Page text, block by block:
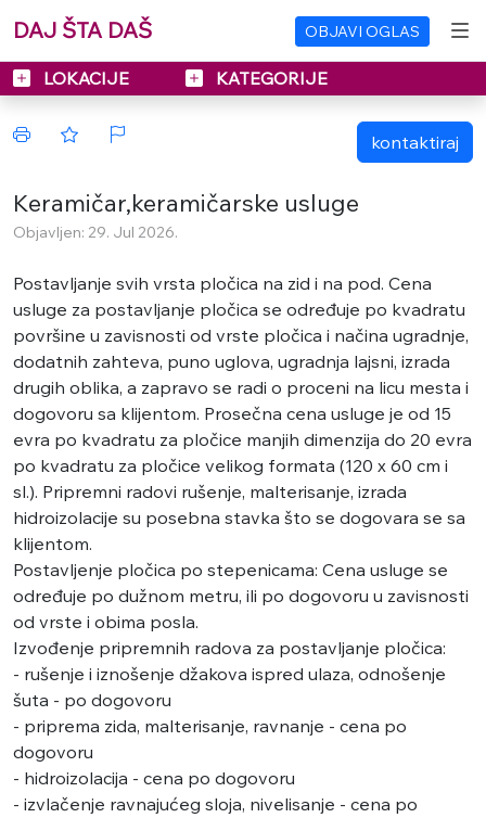
DAJ ŠTA DAŠ OBJAVI OGLAS
LOKACIJE KATEGORIJE
kontaktiraj
Keramičar,keramičarske usluge
Objavljen: 29. Jul 2026.
Postavljanje svih vrsta pločica na zid i na pod. Cena
usluge za postavljanje pločica se određuje po kvadratu
površine u zavisnosti od vrste pločica i načina ugradnje,
dodatnih zahteva, puno uglova, ugradnja lajsni, izrada
drugih oblika, a zapravo se radi o proceni na licu mesta i
dogovoru sa klijentom. Prosečna cena usluge je od 15
evra po kvadratu za pločice manjih dimenzija do 20 evra
po kvadratu za pločice velikog formata (120 x 60 cm i
sl.). Pripremni radovi rušenje, malterisanje, izrada
hidroizolacije su posebna stavka što se dogovara se sa
klijentom.
Postavljenje pločica po stepenicama: Cena usluge se
određuje po dužnom metru, ili po dogovoru u zavisnosti
od vrste i obima posla.
Izvođenje pripremnih radova za postavljanje pločica:
- rušenje i iznošenje džakova ispred ulaza, odnošenje
šuta - po dogovoru
- priprema zida, malterisanje, ravnanje - cena po
dogovoru
- hidroizolacija - cena po dogovoru
- izvlačenje ravnajućeg sloja, nivelisanje - cena po